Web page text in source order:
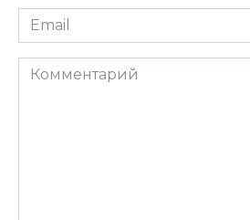
Email
*
Комментарий